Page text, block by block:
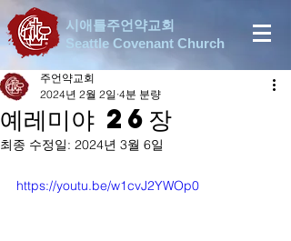
시애틀주언약교회
Seattle Covenant Church
예레미야 26장
주언약교회
2024년 2월 2일 4분 분량
최종 수정일: 2024년 3월 6일
https://youtu.be/w1cvJ2YWOp0